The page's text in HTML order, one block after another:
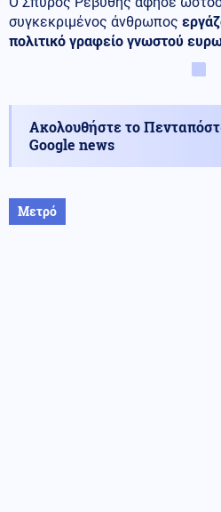
συγκεκριμένος άνθρωπος
πολιτικό γραφείο γνωστού
Ακολουθήστε το
Google news
Μετρό